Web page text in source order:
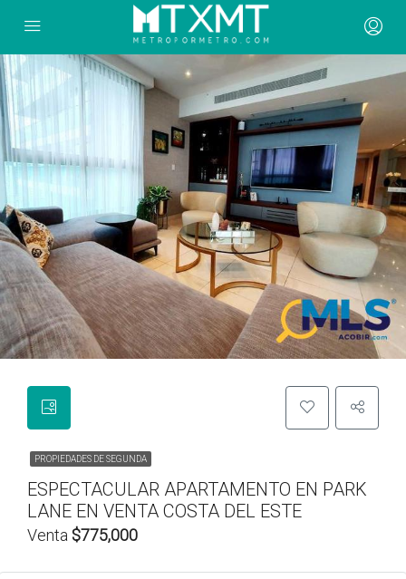
PROPIEDADES DE SEGUNDA
ESPECTACULAR APARTAMENTO EN PARK
LANE EN VENTA COSTA DEL ESTE
Venta $775,000